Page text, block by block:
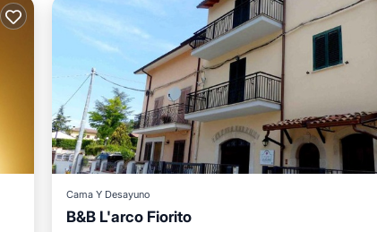
Cama Y Desayuno
B&B L'arco Fiorito